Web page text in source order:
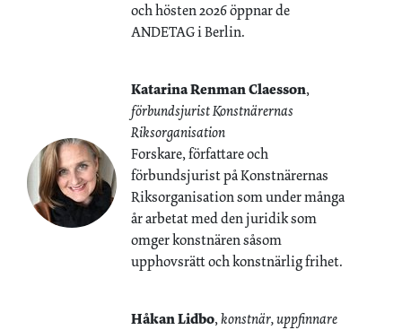
och hösten 2026 öppnar de
ANDETAG i Berlin.
Katarina Renman Claesson,
förbundsjurist Konstnärernas
Riksorganisation
Forskare, författare och
förbundsjurist på Konstnärernas
Riksorganisation som under många
år arbetat med den juridik som
omger konstnären såsom
upphovsrätt och konstnärlig frihet.
Håkan Lidbo,konstnär, uppfinnare